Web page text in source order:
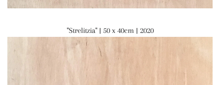
"Strelitzia" | 50 x 40cm | 2020